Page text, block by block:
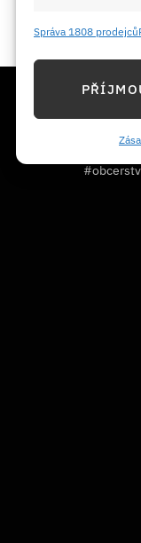
Funkce
Identifikace
Používání
základě
Zajištění
odstraňování
Ukládání a
Správa 1808 prodejců